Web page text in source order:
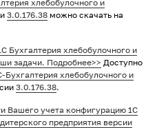
хлебобулочного и
3.0.176.38 можно скачать на
Бухгалтерия хлебобулочного и
задачи. Подробнее>> Доступно
Бухгалтерия хлебобулочного и
3.0.176.38.
Вашего учета конфигурацию 1С
предприятия версии